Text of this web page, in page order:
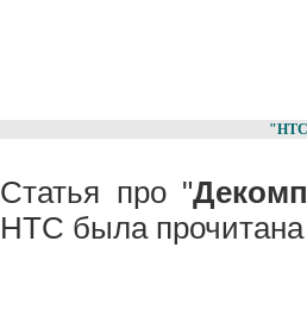
Статья про "
НТС была прочитана